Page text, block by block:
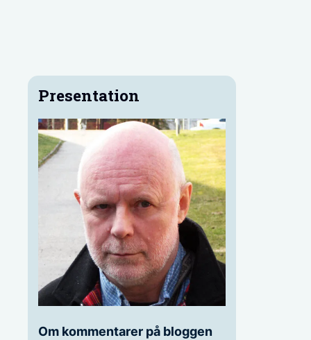
Presentation
Om kommentarer på bloggen